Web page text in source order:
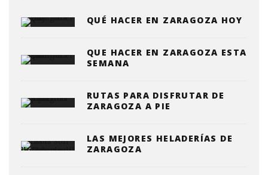
QUÉ HACER EN ZARAGOZA HOY
QUE HACER EN ZARAGOZA ESTA
SEMANA
RUTAS PARA DISFRUTAR DE
ZARAGOZA A PIE
LAS MEJORES HELADERÍAS DE
ZARAGOZA